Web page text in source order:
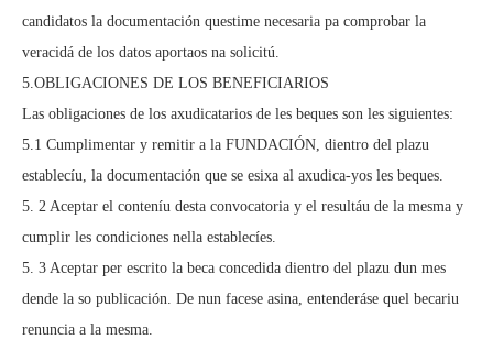
candidatos la documentación questime necesaria pa comprobar la
veracidá de los datos aportaos na solicitú.
5.OBLIGACIONES DE LOS BENEFICIARIOS
Las obligaciones de los axudicatarios de les beques son les siguientes:
5.1 Cumplimentar y remitir a la FUNDACIÓN, dientro del plazu
establecíu, la documentación que se esixa al axudica-yos les beques.
5. 2 Aceptar el conteníu desta convocatoria y el resultáu de la mesma y
cumplir les condiciones nella establecíes.
5. 3 Aceptar per escrito la beca concedida dientro del plazu dun mes
dende la so publicación. De nun facese asina, entenderáse quel becariu
renuncia a la mesma.